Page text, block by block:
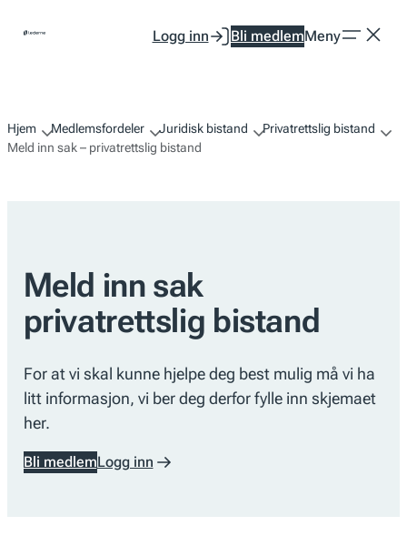
Logg inn Bli medlemMeny
Hjem Medlemsfordeler Juridisk bistand
Privatrettslig bistand
Meld inn sak – privatrettslig bistand
Meld inn sak
privatrettslig bistand
For at vi skal kunne hjelpe deg best mulig må vi ha
litt informasjon, vi ber deg derfor fylle inn skjemaet
her.
Bli medlemLogg inn